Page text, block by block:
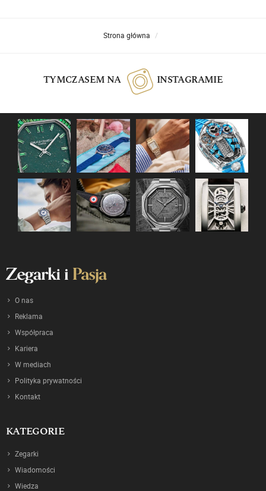
Strona główna
TYMCZASEM NA INSTAGRAMIE
O nas
Reklama
Współpraca
Kariera
W mediach
Polityka prywatności
Kontakt
KATEGORIE
Zegarki
Wiadomości
Wiedza